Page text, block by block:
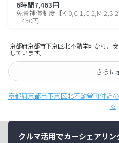
6時間7,463円
免責補償制度【K-0,C-1,C-2,M-2,S-2
1,430円
京都府京都市下京区北不動堂町から、
しています。
さらに
京都府京都市下京区北不動堂町付近
る
クルマ活用でカーシェアリン